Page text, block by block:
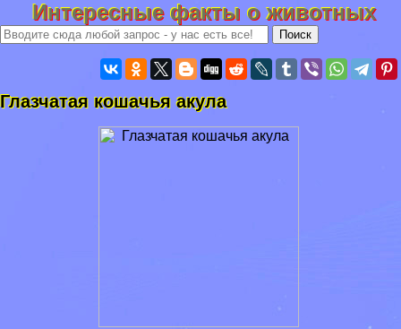
Интересные факты о животных
Глазчатая кошачья акула